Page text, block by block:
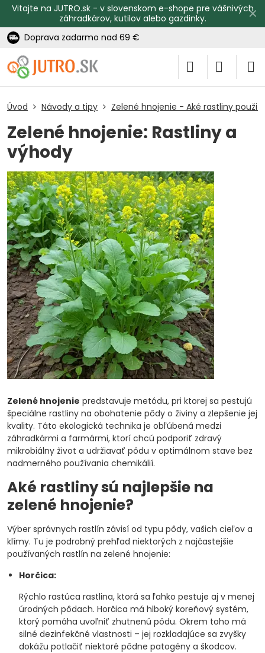
✕
Vitajte na JUTRO.sk - v slovenskom e-shope pre vášnivých
záhradkárov, kutilov alebo gazdinky.
Doprava zadarmo nad 69 €
Úvod Návody a tipy Zelené hnojenie - Aké rastliny použiť
Zelené hnojenie: Rastliny a
výhody
Zelené hnojenie predstavuje metódu, pri ktorej sa pestujú
špeciálne rastliny na obohatenie pôdy o živiny a zlepšenie jej
kvality. Táto ekologická technika je obľúbená medzi
záhradkármi a farmármi, ktorí chcú podporiť zdravý
mikrobiálny život a udržiavať pôdu v optimálnom stave bez
nadmerného používania chemikálií.
Aké rastliny sú najlepšie na
zelené hnojenie?
Výber správnych rastlín závisí od typu pôdy, vašich cieľov a
klímy. Tu je podrobný prehľad niektorých z najčastejšie
používaných rastlín na zelené hnojenie:
Horčica:
Rýchlo rastúca rastlina, ktorá sa ľahko pestuje aj v menej
úrodných pôdach. Horčica má hlboký koreňový systém,
ktorý pomáha uvoľniť zhutnenú pôdu. Okrem toho má
silné dezinfekčné vlastnosti – jej rozkladajúce sa zvyšky
dokážu potlačiť niektoré pôdne patogény a škodcov.